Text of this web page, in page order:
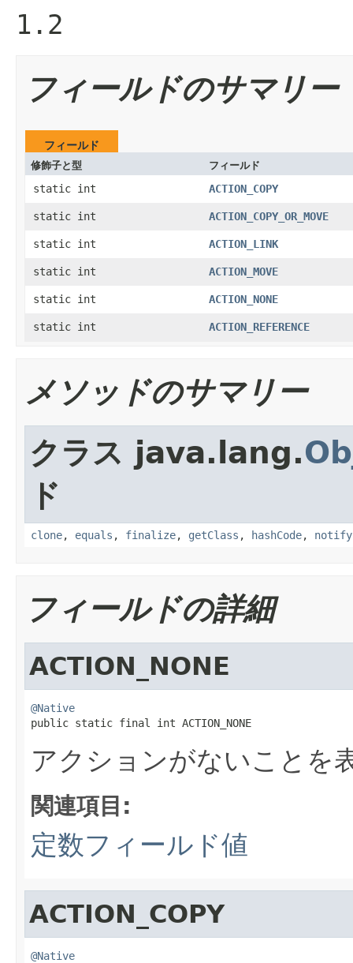
1.2
フィールドのサマリー
フィールド
修飾子と型 フィールド
static int ACTION_COPY
static int ACTION_COPY_OR_MOVE
static int ACTION_LINK
static int ACTION_MOVE
static int ACTION_NONE
static int ACTION_REFERENCE
メソッドのサマリー
クラス java.lang.
ド
clone, equals , finalize, getClass , hashCode, notify
フィールドの詳細
ACTION_NONE
@Native
public static final int ACTION_NONE
アクションがないことを
関連項目:
定数フィールド値
ACTION_COPY
@Native